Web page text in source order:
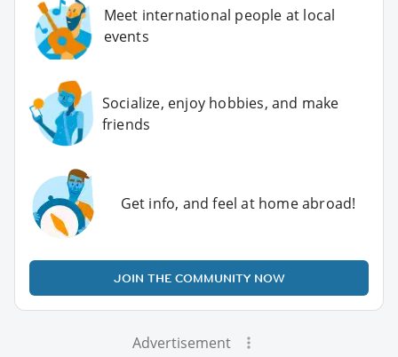
Meet international people at local
events
Socialize, enjoy hobbies, and make
friends
Get info, and feel at home abroad!
JOIN THE COMMUNITY NOW
Advertisement